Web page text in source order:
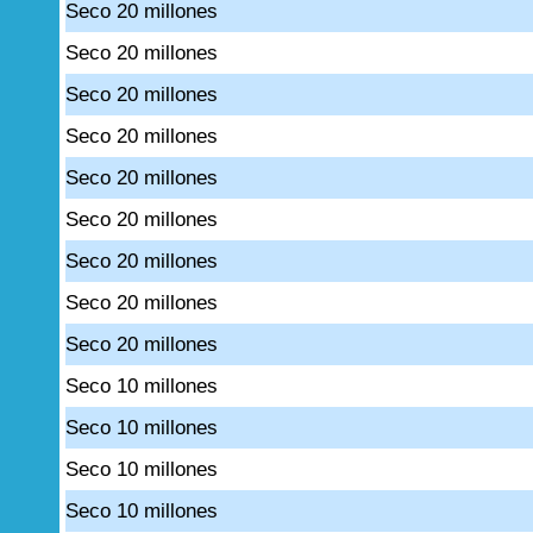
Seco 20 millones
Seco 20 millones
Seco 20 millones
Seco 20 millones
Seco 20 millones
Seco 20 millones
Seco 20 millones
Seco 20 millones
Seco 20 millones
Seco 10 millones
Seco 10 millones
Seco 10 millones
Seco 10 millones